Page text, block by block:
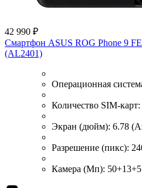
42 990 ₽
Смартфон ASUS ROG Phone 9
(AL2401)
Операционная
Количество SIM-карт:
Экран (дюйм): 6.78
Разрешение (пикс):
Камера (Мп):